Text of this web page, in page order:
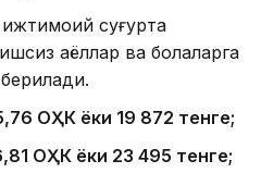
суғурта
аёллар ва болаларга
ОҲК ёки 19 872 тенге;
ОҲК ёки 23 495 тенге;